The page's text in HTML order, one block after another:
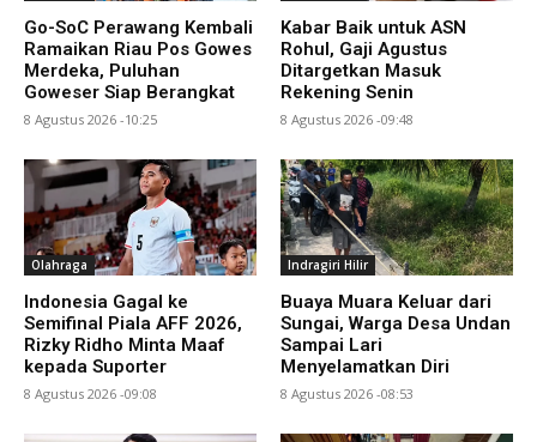
Go-SoC Perawang Kembali
Ramaikan Riau Pos Gowes
Merdeka, Puluhan
Goweser Siap Berangkat
8 Agustus 2026 -10:25
Kabar Baik untuk ASN
Rohul, Gaji Agustus
Ditargetkan Masuk
Rekening Senin
8 Agustus 2026 -09:48
Olahraga
Indonesia Gagal ke
Semifinal Piala AFF 2026,
Rizky Ridho Minta Maaf
kepada Suporter
8 Agustus 2026 -09:08
Indragiri Hilir
Buaya Muara Keluar dari
Sungai, Warga Desa Undan
Sampai Lari
Menyelamatkan Diri
8 Agustus 2026 -08:53